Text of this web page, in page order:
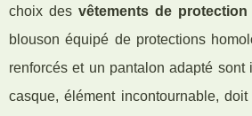
choix des vêtements de protection
blouson équipé de protections
renforcés et un pantalon adapté sont
casque, élément incontournable,